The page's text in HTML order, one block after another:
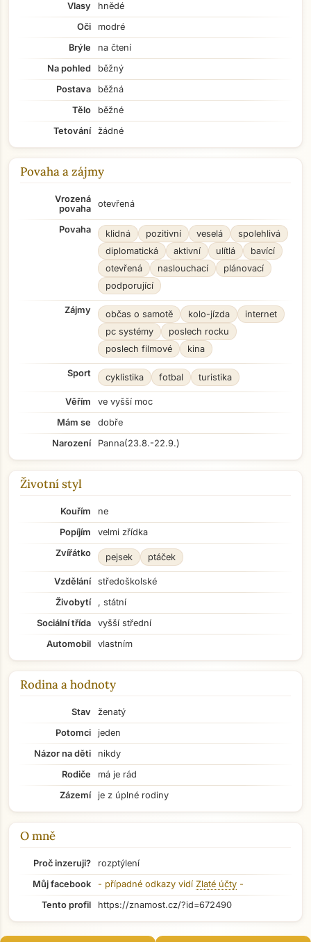
Vlasy
hnědé
Oči
modré
Brýle
na čtení
Na pohled
běžný
Postava
běžná
Tělo
běžné
Tetování
žádné
Povaha a zájmy
Vrozená
povaha
otevřená
Povaha klidná pozitivní veselá
spolehlivá
diplomatická
aktivní ulítlá
bavící
otevřená
naslouchací
plánovací
podporující
Zájmy občas o samotě kolo-jízda
internet
pc systémy
poslech rocku
poslech filmové
kina
Sport cyklistika fotbal turistika
Věřím
ve vyšší moc
Mám se
dobře
Narození
Panna(23.8.-22.9.)
Životní styl
Kouřím
ne
Popíjím
velmi zřídka
Zvířátko
pejsek ptáček
Vzdělání
středoškolské
Živobytí
, státní
Sociální třída
vyšší střední
Automobil
vlastním
Rodina a hodnoty
Stav
ženatý
Potomci
jeden
Názor na děti
nikdy
Rodiče
má je rád
Zázemí
je z úplné rodiny
O mně
Proč inzeruji?
rozptýlení
Můj facebook
- případné odkazy vidí Zlaté účty -
Tento profil
https://znamost.cz/?id=672490